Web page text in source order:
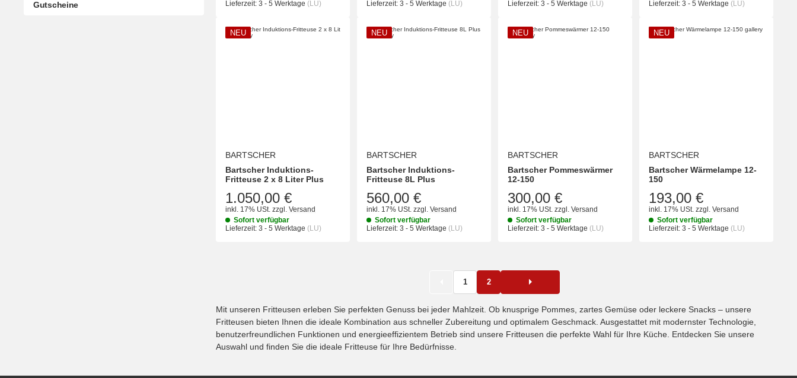
Lieferzeit: 3 - 5 Werktage (LU)
Lieferzeit: 3 - 5 Werktage (LU)
Lieferzeit: 3 - 5 Werktage (LU)
Lieferzeit: 3 - 5 Werktage (LU)
NEU
BARTSCHER
Bartscher Induktions-
Fritteuse 2 x 8 Liter Plus
1.050,00 €
inkl. 17% USt. zzgl. Versand
Sofort verfügbar
Lieferzeit: 3 - 5 Werktage (LU)
NEU
BARTSCHER
Bartscher Induktions-
Fritteuse 8L Plus
560,00 €
inkl. 17% USt. zzgl. Versand
Sofort verfügbar
Lieferzeit: 3 - 5 Werktage (LU)
NEU
BARTSCHER
Bartscher Pommeswärmer
12-150
300,00 €
inkl. 17% USt. zzgl. Versand
Sofort verfügbar
Lieferzeit: 3 - 5 Werktage (LU)
NEU
BARTSCHER
Bartscher Wärmelampe 12-
150
193,00 €
inkl. 17% USt. zzgl. Versand
Sofort verfügbar
Lieferzeit: 3 - 5 Werktage (LU)
1 2
Mit unseren Fritteusen erleben Sie perfekten Genuss bei jeder Mahlzeit. Ob knusprige Pommes, zartes Gemüse oder leckere Snacks – unsere
Fritteusen bieten Ihnen die ideale Kombination aus schneller Zubereitung und optimalem Geschmack. Ausgestattet mit modernster Technologie,
benutzerfreundlichen Funktionen und energieeffizientem Betrieb sind unsere Fritteusen die perfekte Wahl für Ihre Küche. Entdecken Sie unsere
Auswahl und finden Sie die ideale Fritteuse für Ihre Bedürfnisse.
Gutscheine